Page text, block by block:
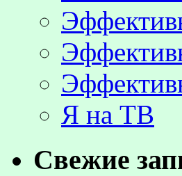
Я на ТВ
Свежие